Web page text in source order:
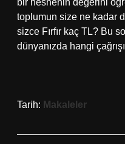
bir nesnenin değerini
toplumun size ne kadar
sizce Fırfır kaç TL? Bu
dünyanızda hangi
Tarih: Makaleler